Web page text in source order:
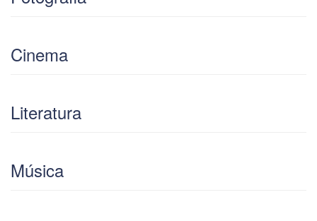
Cinema
Literatura
Música